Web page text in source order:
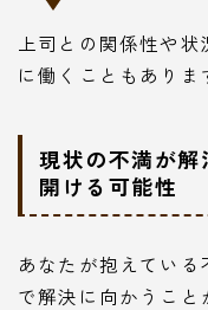
上司との関係性や
に働くこともありま
現状の不満が
開ける可能性
あなたが抱えてい
で解決に向かうこ